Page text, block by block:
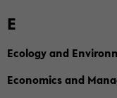
E
Ecology and
Economics and